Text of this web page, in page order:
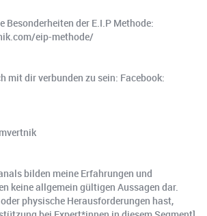
Besonderheiten der E.I.P Methode:
eip-methode/
mit dir verbunden zu sein: Facebook:
bilden meine Erfahrungen und
keine allgemein gültigen Aussagen dar.
physische Herausforderungen hast,